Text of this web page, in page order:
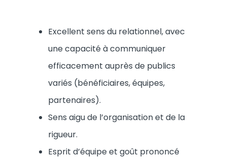
Excellent sens du relationnel, avec
une capacité à communiquer
efficacement auprès de publics
variés (bénéficiaires, équipes,
partenaires).
Sens aigu de l’organisation et de la
rigueur.
Esprit d’équipe et goût prononcé